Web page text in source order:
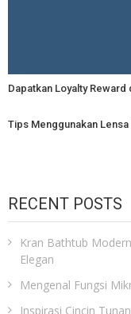
Dapatkan Loyalty
Tips Menggunakan
RECENT POSTS
Kran Bathtub
Elegan
Mengenal Fungsi
Inspirasi Cincin